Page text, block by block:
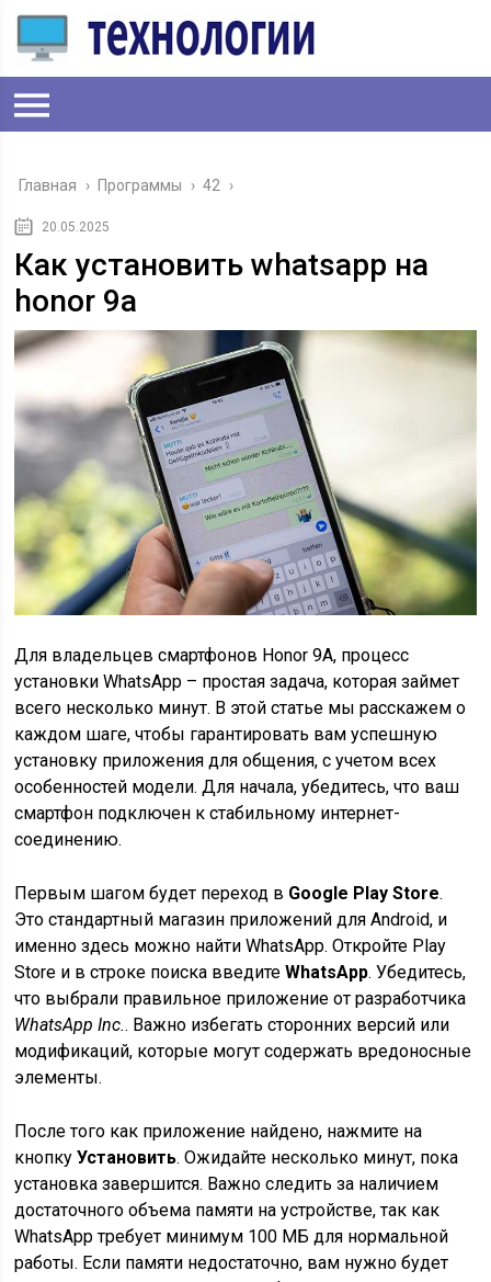
Главная › Программы › 42 ›
20.05.2025
Как установить whatsapp на
honor 9a
Для владельцев смартфонов Honor 9A, процесс
установки WhatsApp – простая задача, которая займет
всего несколько минут. В этой статье мы расскажем о
каждом шаге, чтобы гарантировать вам успешную
установку приложения для общения, с учетом всех
особенностей модели. Для начала, убедитесь, что ваш
смартфон подключен к стабильному интернет-
соединению.
Первым шагом будет переход в Google Play Store.
Это стандартный магазин приложений для Android, и
именно здесь можно найти WhatsApp. Откройте Play
Store и в строке поиска введитеWhatsApp. Убедитесь,
что выбрали правильное приложение от разработчика
WhatsApp Inc.. Важно избегать сторонних версий или
модификаций, которые могут содержать вредоносные
элементы.
После того как приложение найдено, нажмите на
кнопкуУстановить. Ожидайте несколько минут, пока
установка завершится. Важно следить за наличием
достаточного объема памяти на устройстве, так как
WhatsApp требует минимум 100 МБ для нормальной
работы. Если памяти недостаточно, вам нужно будет